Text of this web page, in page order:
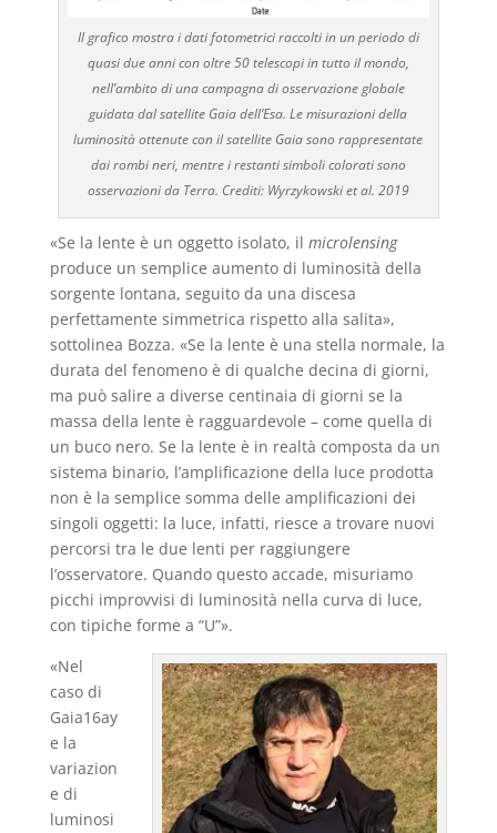
Il grafico mostra i dati fotometrici raccolti in un periodo di
quasi due anni con oltre 50 telescopi in tutto il mondo,
nell’ambito di una campagna di osservazione globale
guidata dal satellite Gaia dell’Esa. Le misurazioni della
luminosità ottenute con il satellite Gaia sono rappresentate
dai rombi neri, mentre i restanti simboli colorati sono
osservazioni da Terra. Crediti: Wyrzykowski et al. 2019
«Se la lente è un oggetto isolato, il microlensing
produce un semplice aumento di luminosità della
sorgente lontana, seguito da una discesa
perfettamente simmetrica rispetto alla salita»,
sottolinea Bozza. «Se la lente è una stella normale, la
durata del fenomeno è di qualche decina di giorni,
ma può salire a diverse centinaia di giorni se la
massa della lente è ragguardevole – come quella di
un buco nero. Se la lente è in realtà composta da un
sistema binario, l’amplificazione della luce prodotta
non è la semplice somma delle amplificazioni dei
singoli oggetti: la luce, infatti, riesce a trovare nuovi
percorsi tra le due lenti per raggiungere
l’osservatore. Quando questo accade, misuriamo
picchi improvvisi di luminosità nella curva di luce,
con tipiche forme a “U”».
«Nel
caso di
Gaia16ay
e la
variazion
e di
luminosi